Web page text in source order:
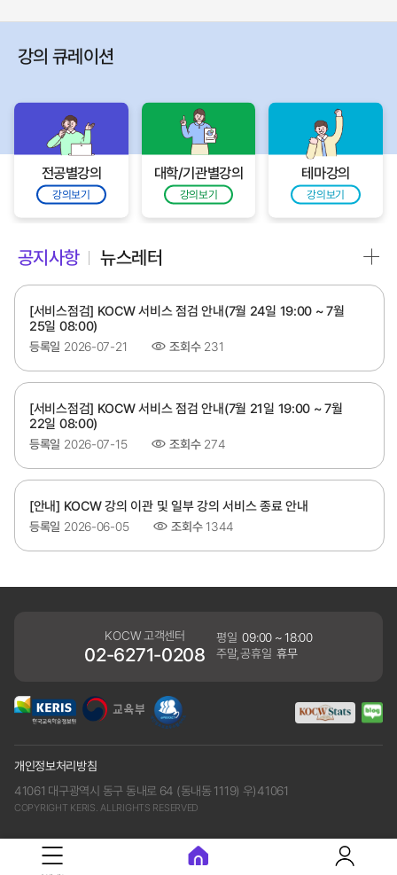
강의 큐레이션
전공별강의
강의보기
대학/기관별강의
강의보기
테마강의
강의보기
공지사항 뉴스레터
[서비스점검] KOCW 서비스 점검 안내(7월 24일 19:00 ~ 7월
25일 08:00)
등록일 2026-07-21 조회수 231
[서비스점검] KOCW 서비스 점검 안내(7월 21일 19:00 ~ 7월
22일 08:00)
등록일 2026-07-15 조회수 274
[안내] KOCW 강의 이관 및 일부 강의 서비스 종료 안내
등록일 2026-06-05 조회수 1344
KOCW 고객센터
02-6271-0208
평일 09:00 ~ 18:00
주말,공휴일 휴무
개인정보처리방침
41061 대구광역시 동구 동내로 64 (동내동 1119) 우)41061
COPYRIGHT KERIS. ALLRIGHTS RESERVED